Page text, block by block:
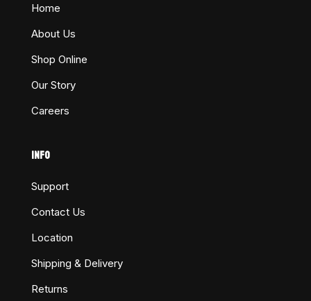
Home
About Us
Shop Online
Our Story
Careers
INFO
Support
Contact Us
Location
Shipping & Delivery
Returns